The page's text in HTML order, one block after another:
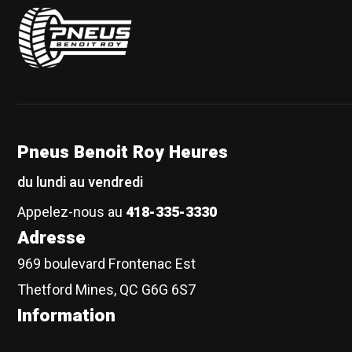
Pneus Benoit Roy
Pneus Benoit Roy Heures
du lundi au vendredi
Appelez-nous au 418-335-3330
Adresse
969 boulevard Frontenac Est
Thetford Mines, QC G6G 6S7
Information